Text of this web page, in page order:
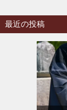
最近の投稿